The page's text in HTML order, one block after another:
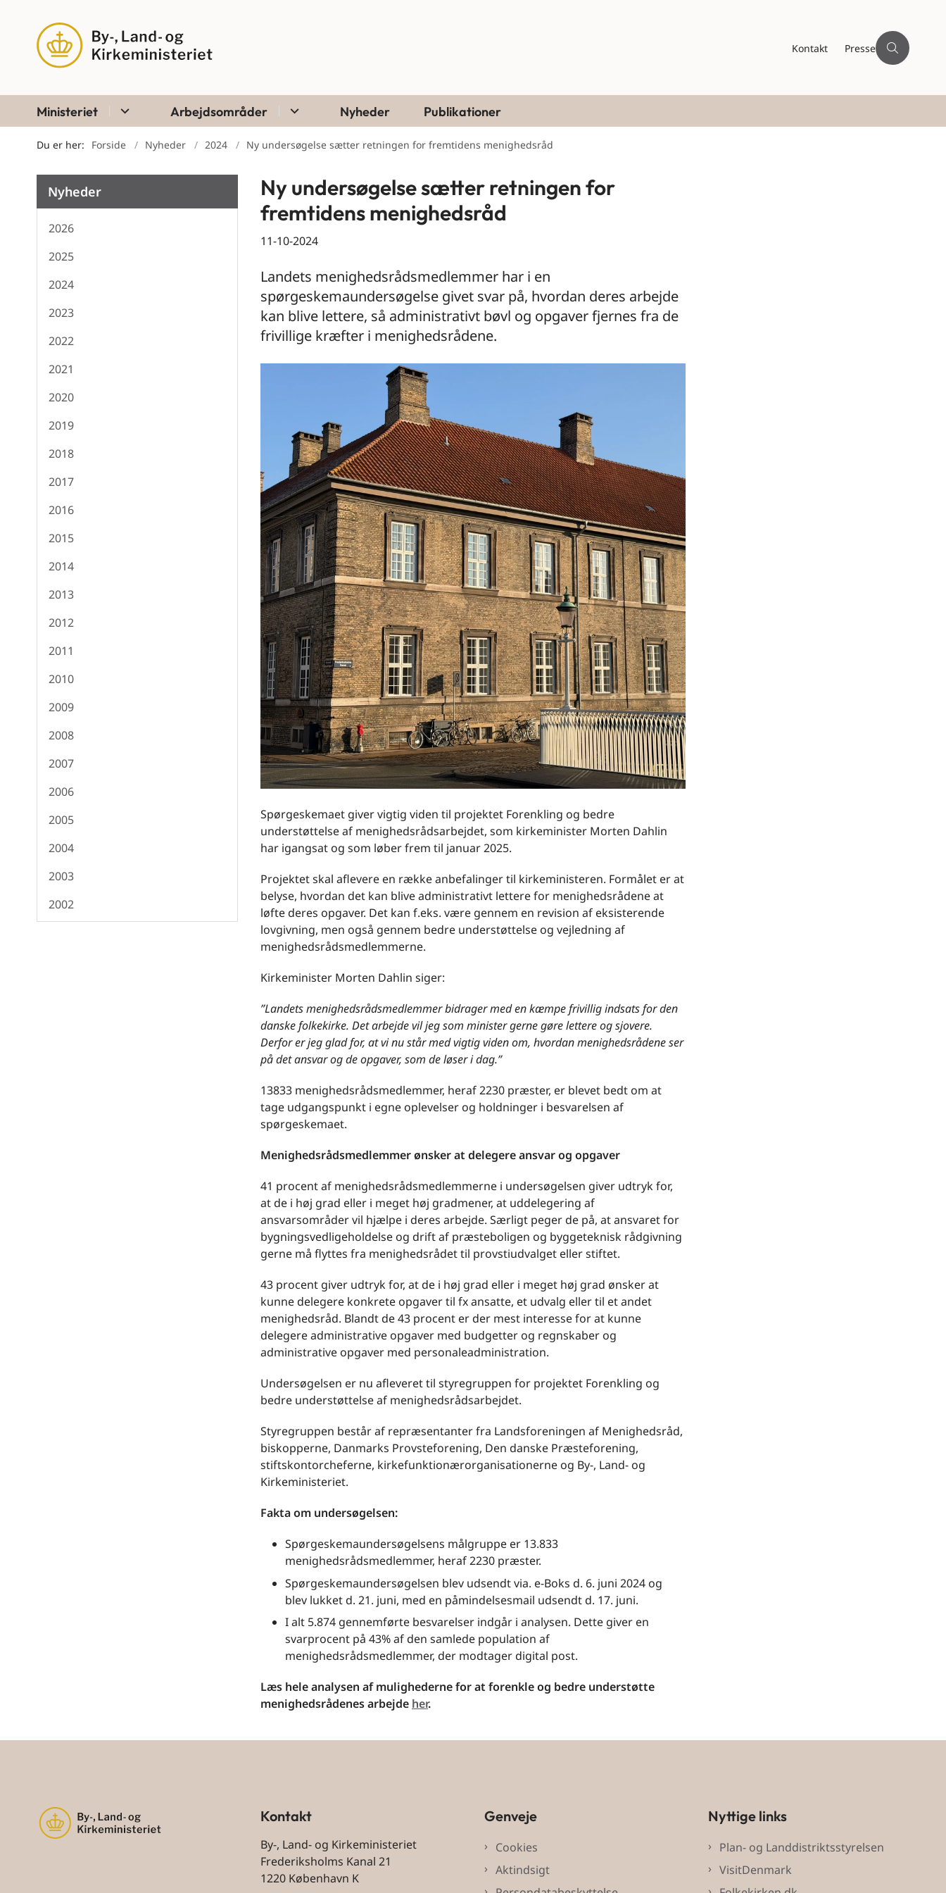
Kontakt Presse
Ministeriet Arbejdsområder Nyheder Publikationer
Du er her: Forside Nyheder 2024 Ny undersøgelse sætter retningen for fremtidens menighedsråd
Nyheder
2026
2025
2024
2023
2022
2021
2020
2019
2018
2017
2016
2015
2014
2013
2012
2011
2010
2009
2008
2007
2006
2005
2004
2003
2002
Ny undersøgelse sætter retningen for
fremtidens menighedsråd
11-10-2024
Landets menighedsrådsmedlemmer har i en
spørgeskemaundersøgelse givet svar på, hvordan deres arbejde
kan blive lettere, så administrativt bøvl og opgaver fjernes fra de
frivillige kræfter i menighedsrådene.
Spørgeskemaet giver vigtig viden til projektet Forenkling og bedre
understøttelse af menighedsrådsarbejdet, som kirkeminister Morten Dahlin
har igangsat og som løber frem til januar 2025.
Projektet skal aflevere en række anbefalinger til kirkeministeren. Formålet er at
belyse, hvordan det kan blive administrativt lettere for menighedsrådene at
løfte deres opgaver. Det kan f.eks. være gennem en revision af eksisterende
lovgivning, men også gennem bedre understøttelse og vejledning af
menighedsrådsmedlemmerne.
Kirkeminister Morten Dahlin siger:
”Landets menighedsrådsmedlemmer bidrager med en kæmpe frivillig indsats for den
danske folkekirke. Det arbejde vil jeg som minister gerne gøre lettere og sjovere.
Derfor er jeg glad for, at vi nu står med vigtig viden om, hvordan menighedsrådene ser
på det ansvar og de opgaver, som de løser i dag.”
13833 menighedsrådsmedlemmer, heraf 2230 præster, er blevet bedt om at
tage udgangspunkt i egne oplevelser og holdninger i besvarelsen af
spørgeskemaet.
Menighedsrådsmedlemmer ønsker at delegere ansvar og opgaver
41 procent af menighedsrådsmedlemmerne i undersøgelsen giver udtryk for,
at de i høj grad eller i meget høj gradmener, at uddelegering af
ansvarsområder vil hjælpe i deres arbejde. Særligt peger de på, at ansvaret for
bygningsvedligeholdelse og drift af præsteboligen og byggeteknisk rådgivning
gerne må flyttes fra menighedsrådet til provstiudvalget eller stiftet.
43 procent giver udtryk for, at de i høj grad eller i meget høj grad ønsker at
kunne delegere konkrete opgaver til fx ansatte, et udvalg eller til et andet
menighedsråd. Blandt de 43 procent er der mest interesse for at kunne
delegere administrative opgaver med budgetter og regnskaber og
administrative opgaver med personaleadministration.
Undersøgelsen er nu afleveret til styregruppen for projektet Forenkling og
bedre understøttelse af menighedsrådsarbejdet.
Styregruppen består af repræsentanter fra Landsforeningen af Menighedsråd,
biskopperne, Danmarks Provsteforening, Den danske Præsteforening,
stiftskontorcheferne, kirkefunktionærorganisationerne og By-, Land- og
Kirkeministeriet.
Fakta om undersøgelsen:
Spørgeskemaundersøgelsens målgruppe er 13.833
menighedsrådsmedlemmer, heraf 2230 præster.
Spørgeskemaundersøgelsen blev udsendt via. e-Boks d. 6. juni 2024 og
blev lukket d. 21. juni, med en påmindelsesmail udsendt d. 17. juni.
I alt 5.874 gennemførte besvarelser indgår i analysen. Dette giver en
svarprocent på 43% af den samlede population af
menighedsrådsmedlemmer, der modtager digital post.
Læs hele analysen af mulighederne for at forenkle og bedre understøtte
menighedsrådenes arbejde her.
Kontakt
By-, Land- og Kirkeministeriet
Frederiksholms Kanal 21
1220 København K
Genveje
Cookies
Aktindsigt
Nyttige links
Plan- og Landdistriktsstyrelsen
VisitDenmark